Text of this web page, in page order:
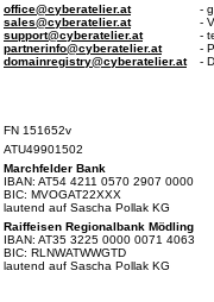
office@cyberatelier.at
sales@cyberatelier.at
support@cyberatelier.at
partnerinfo@cyberatelier.at
domainregistry@cyberatelier.at
-
-
-
-
-
FN 151652v
ATU49901502
Marchfelder Bank
IBAN: AT54 4211 0570 2907 0000
BIC: MVOGAT22XXX
lautend auf Sascha Pollak KG
Raiffeisen Regionalbank Mödling
IBAN: AT35 3225 0000 0071 4063
BIC: RLNWATWWGTD
lautend auf Sascha Pollak KG